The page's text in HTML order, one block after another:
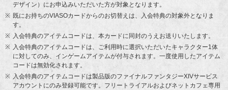
デザイン）にお申込みいただいた方が対象となります。
既にお持ちのVIASOカードからのお切替えは、入会特典の対象外となりま
す。
入会特典のアイテムコードは、本カードに同封のうえお送りいたします。
入会特典のアイテムコードは、ご利用時に選択いただいたキャラクター1体
に対してのみ、インゲームアイテムが付与されます。一度使用したアイテム
コードは無効化されます。
入会特典のアイテムコードは製品版のファイナルファンタジーXIVサービス
アカウントにのみ登録可能です。フリートライアルおよびネットカフェ専用